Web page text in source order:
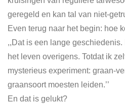
geregeld en kan tal van niet-
Even terug naar het begin: hoe
,,Dat is een lange
het leven overigens. Totdat ik
mysterieus experiment: graan-
graansoort moesten leiden.’’
En dat is gelukt?